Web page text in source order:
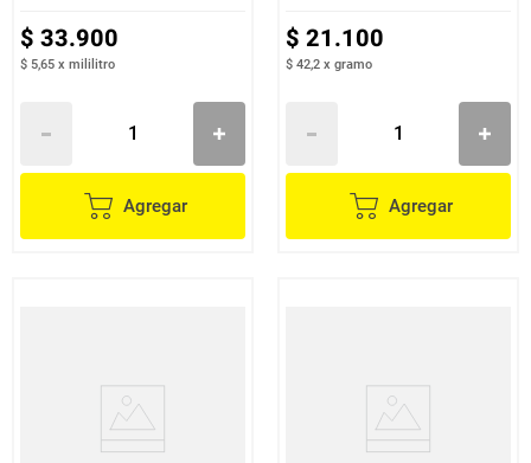
$ 33.900
$ 5,65 x mililitro
Agregar
$ 21.100
$ 42,2 x gramo
Agregar